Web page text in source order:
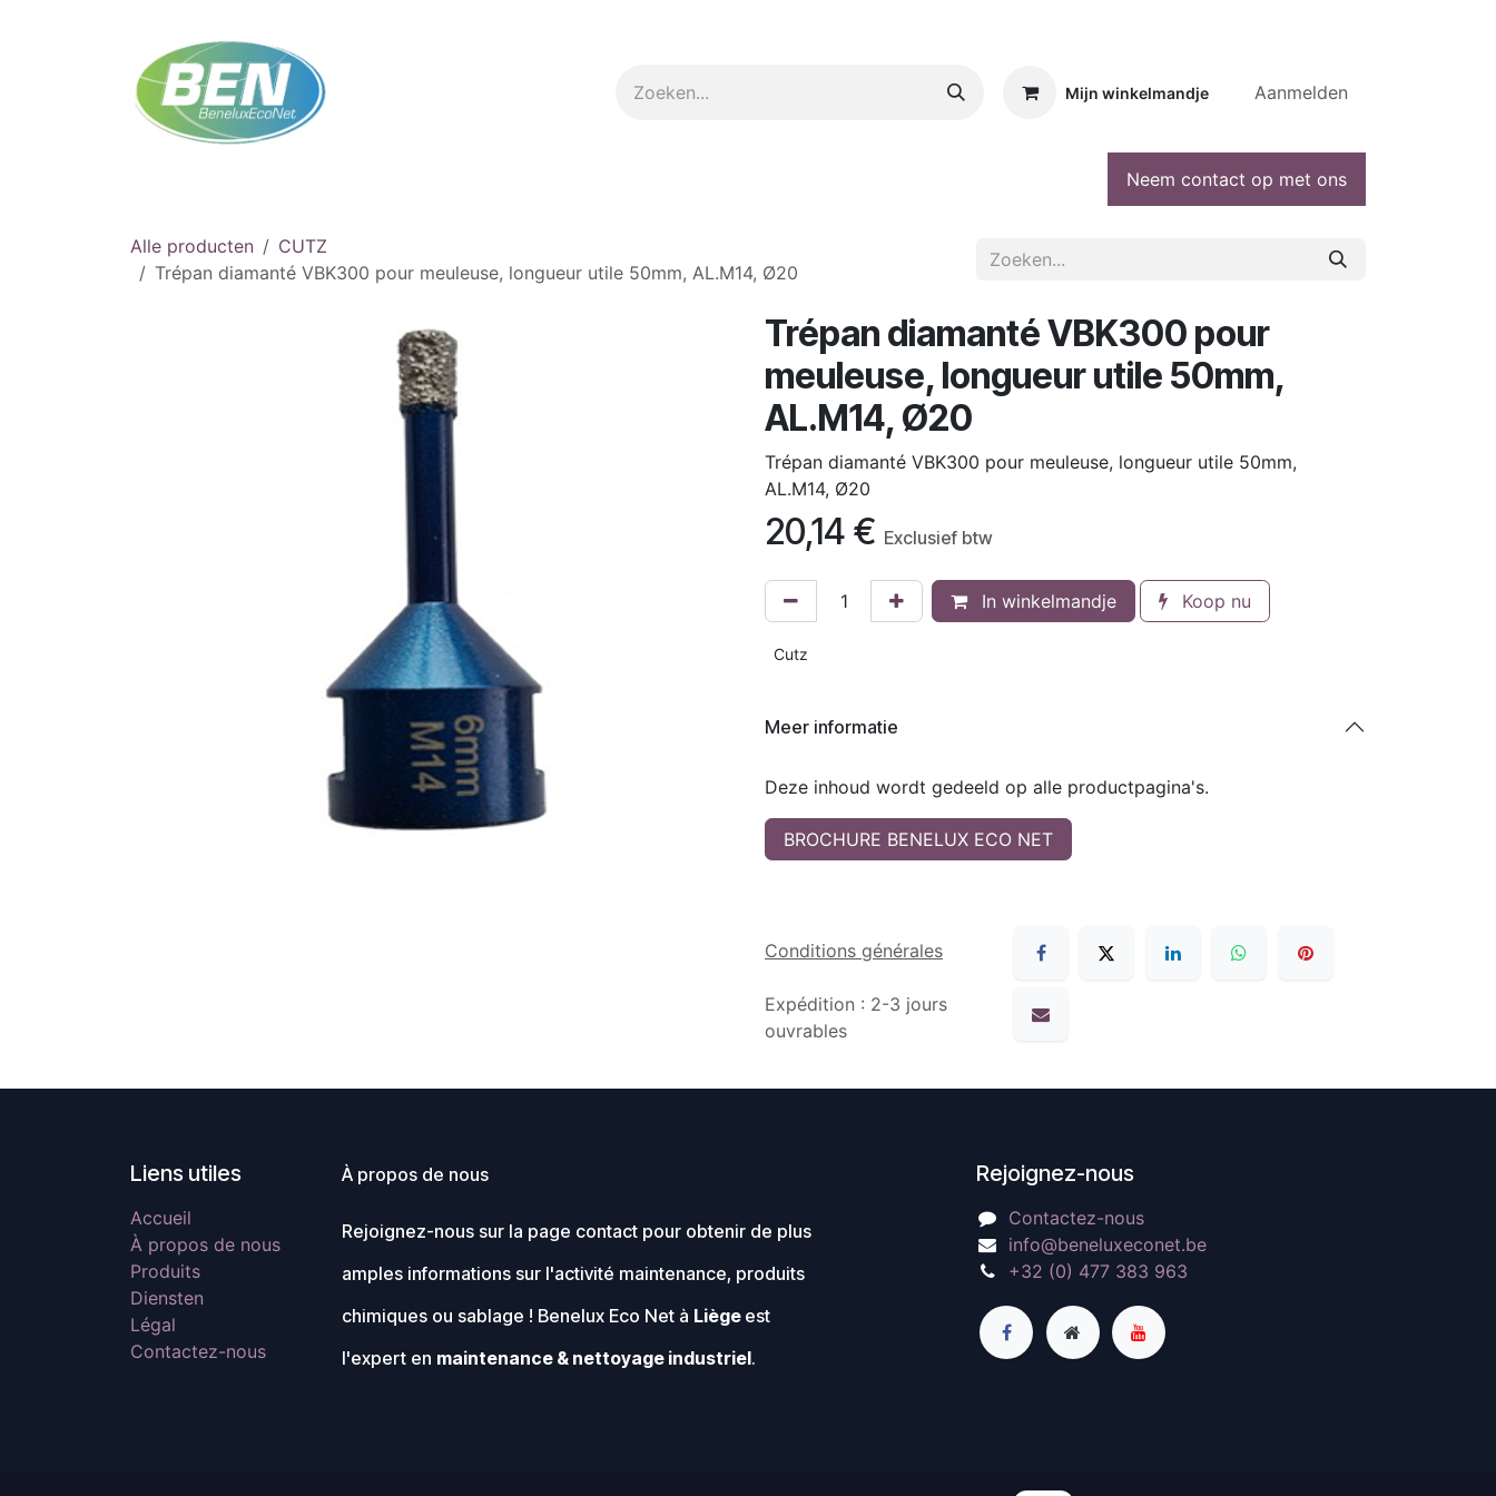
Mijn winkelmandje Aanmelden
Neem contact op met ons
Alle producten
CUTZ
Trépan diamanté VBK300 pour meuleuse, longueur utile 50mm, AL.M14, Ø20
Trépan diamanté VBK300 pour
meuleuse, longueur utile 50mm,
AL.M14, Ø20
Trépan diamanté VBK300 pour meuleuse, longueur utile 50mm,
AL.M14, Ø20
20,14 € Exclusief btw
In winkelmandje Koop nu
Cutz
Meer informatie
Deze inhoud wordt gedeeld op alle productpagina's.
BROCHURE BENELUX ECO NET
Conditions générales
Expédition : 2-3 jours
ouvrables
Liens utiles
Accueil
À propos de nous
Produits
Diensten
Légal
Contactez-nous
À propos de nous
Rejoignez-nous sur la page contact pour obtenir de plus
amples informations sur l'activité maintenance, produits
chimiques ou sablage ! Benelux Eco Net à Liège est
l'expert en maintenance & nettoyage industriel.
Rejoignez-nous
Contactez-nous
info@beneluxeconet.be
+32 (0) 477 383 963